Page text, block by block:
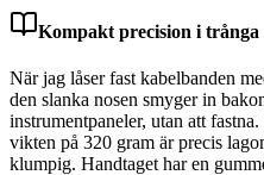
Kompakt precision i
När jag låser fast kabelbanden
den slanka nosen smyger in
instrumentpaneler, utan att
vikten på 320 gram är precis
klumpig. Handtaget har en